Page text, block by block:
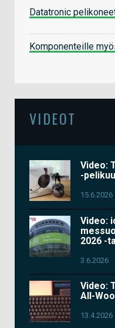
Datatronic
Komponenteille
VIDEOT
Video:
-
15.6.2026
Video:
2026 -
3.6.2026
Video:
All-
13.4.2026